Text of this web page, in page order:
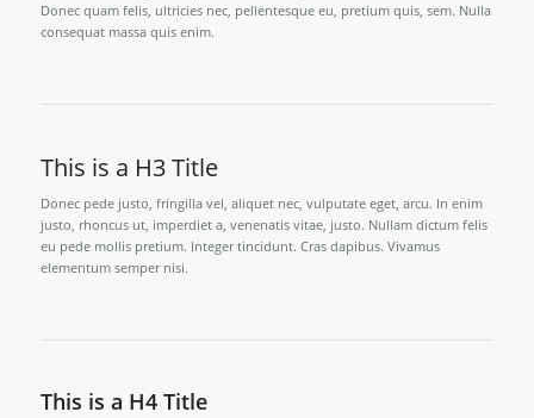
Donec quam felis, ultricies nec, pellentesque eu, pretium quis, sem. Nulla
consequat massa quis enim.
This is a H3 Title
Donec pede justo, fringilla vel, aliquet nec, vulputate eget, arcu. In enim
justo, rhoncus ut, imperdiet a, venenatis vitae, justo. Nullam dictum felis
eu pede mollis pretium. Integer tincidunt. Cras dapibus. Vivamus
elementum semper nisi.
This is a H4 Title